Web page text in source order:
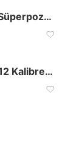
Fias-Cesa 12 Kalibre Süperpoze 61 Namlu
Armsan A612 Ahşap 12 Kalibre 66 Namlu